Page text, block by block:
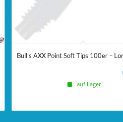
Bull’s AXX Point Soft Tips 100er –
- auf Lager